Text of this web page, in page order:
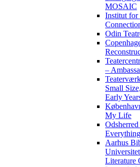
MOSAIC
Institut
Odin
–
Small
Early
My Life
Aarhus
Literature